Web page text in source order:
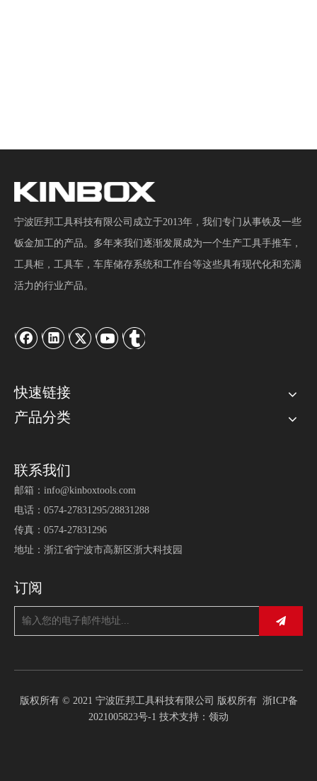
宁波匠邦工具科技有限公司成立于2013年，我们专门从事铁及一些
钣金加工的产品。多年来我们逐渐发展成为一个生产工具手推车，
工具柜，工具车，车库储存系统和工作台等这些具有现代化和充满
活力的行业产品。
快速链接
产品分类
联系我们
邮箱： info@kinboxtools.com
电话：0574-27831295/28831288
传真：0574-27831296
地址：浙江省宁波市高新区浙大科技园
订阅
版权所有 © 2021 宁波匠邦工具科技有限公司 版权所有 浙ICP备
2021005823号-1 技术支持： 领动